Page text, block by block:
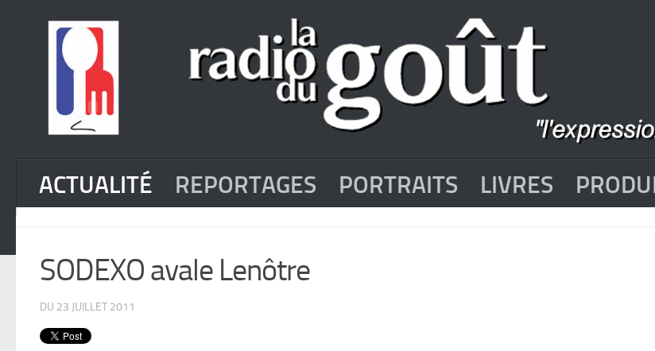
ACTUALITÉ REPORTAGES PORTRAITS LIVRES
SODEXO avale Lenôtre
DU 23 JUILLET 2011